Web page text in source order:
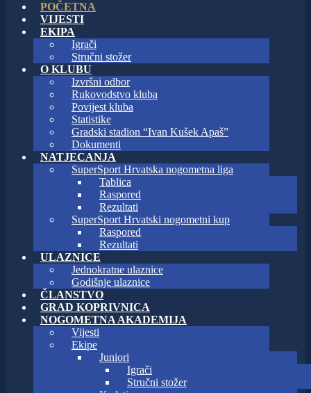
POČETNA
VIJESTI
EKIPA
Igrači
Stručni stožer
O KLUBU
Izvršni odbor
Rukovodstvo kluba
Povijest kluba
Statistike
Gradski stadion “Ivan Kušek Apaš”
Dokumenti
NATJECANJA
SuperSport Hrvatska nogometna liga
Tablica
Raspored
Rezultati
SuperSport Hrvatski nogometni kup
Raspored
Rezultati
ULAZNICE
Jednokratne ulaznice
Godišnje ulaznice
ČLANSTVO
GRAD KOPRIVNICA
NOGOMETNA AKADEMIJA
Vijesti
Ekipe
Juniori
Igrači
Stručni stožer